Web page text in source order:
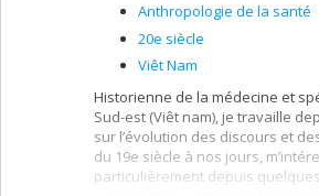
Anthropologie de la santé
20e siècle
Viêt Nam
Historienne de la médecine et
Sud-est (Viêt nam), je travaille
sur l’évolution des discours et
du 19e siècle à nos jours,
particulièrement depuis